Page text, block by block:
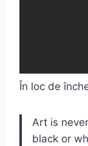
În loc de
Art is
black or